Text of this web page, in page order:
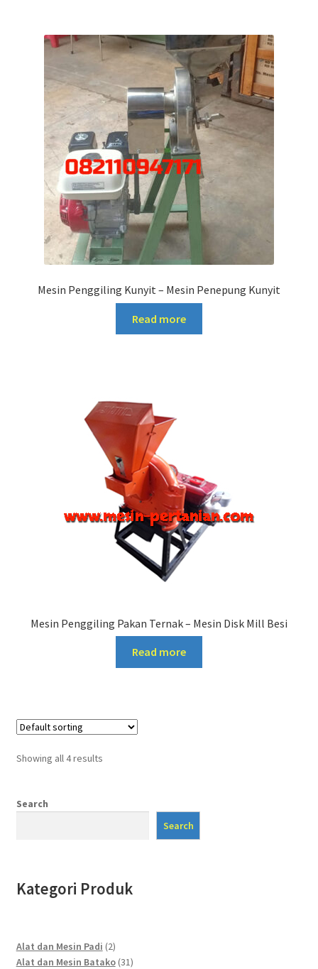
Mesin Penggiling Kunyit – Mesin Penepung Kunyit
Read more
Mesin Penggiling Pakan Ternak – Mesin Disk Mill Besi
Read more
Showing all 4 results
Search
Search
Kategori Produk
Alat dan Mesin Padi 22
products
Alat dan Mesin Batako 3131